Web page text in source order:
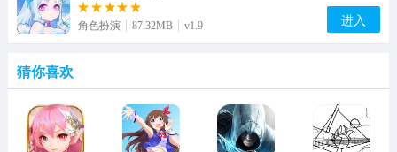
角色扮演 87.32MB v1.9 进入
猜你喜欢